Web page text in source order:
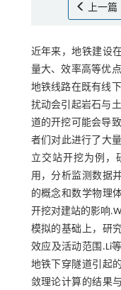
上一篇
近年来，地铁建设
量大、效率高等优
地铁线路在既有线
扰动会引起岩石与
道的开挖可能会导
者们对此进行了大
立交站开挖为例，
用，分析监测数据
的概念和数学物理
开挖对建站的影响
模拟的基础上，研
效应及活动范围.Li等
地铁下穿隧道引起
敛理论计算的结果